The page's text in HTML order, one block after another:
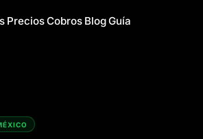
PreciosCobros BlogGuía